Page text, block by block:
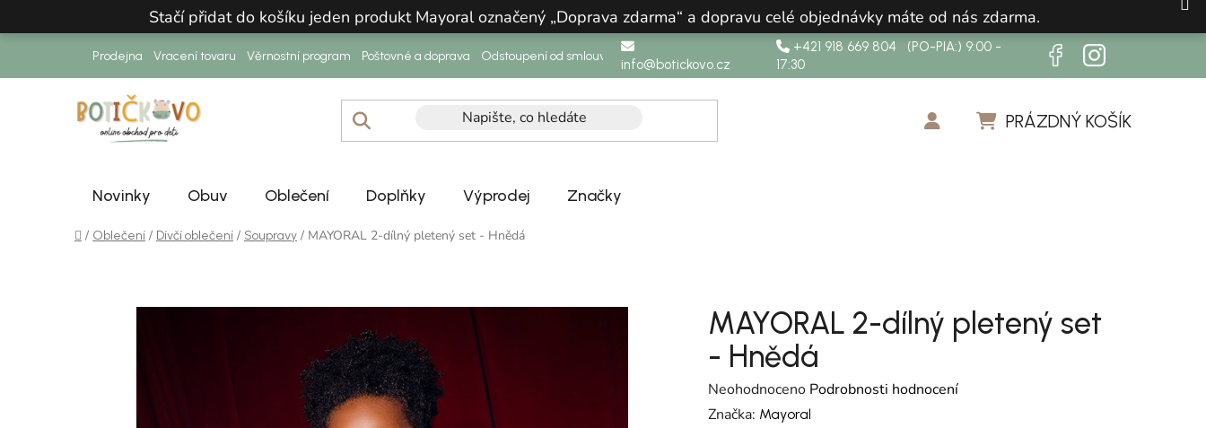
Stačí přidat do košíku jeden produkt Mayoral označený „Doprava zdarma“ a dopravu celé objednávky máte od nás zdarma.
Prodejna Vracení tovaru Věrnostní program Poštovné a doprava Odstoupení od smlouvy info@botickovo.cz
+421 918 669 804 (PO-PIA:) 9:00 -
17:30
PRÁZDNÝ KOŠÍK
Novinky Obuv Oblečení Doplňky Výprodej Značky
Domů
/ Oblečení / Dívčí oblečení / Soupravy / MAYORAL 2-dílný pletený set - Hnědá
MAYORAL 2-dílný pletený set
- Hnědá
Průměrné hodnocení produktu je 0,0 z 5 hvězdiček.
Neohodnoceno Podrobnosti hodnocení
Značka: Mayoral